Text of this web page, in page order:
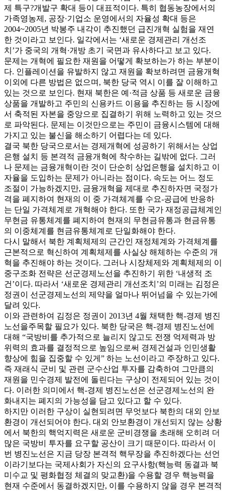
제 특구?개발구 확대 등이 대표적이다. 특히 협동농장에서의
가족영농제, 공장·기업소 운영에서의 자율성 확대 등은
2004~2005년 박봉주 내각이 추진했던 급진개혁 실험을 재연
한 것이라고 보인다. 일각에서는 ‘새로운 경제관리 개선조
치’가 중국의 개혁·개방 초기 국면과 유사하다고 보고 있다.
문제는 개혁에 필요한 재원을 어떻게 확보하는가 하는 부분이
다. 인플레이션을 유발하지 않고 재원을 확보하려면 금융개혁
이외에 다른 방법은 없으며, 북한 당국 역시 이를 잘 이해하고
있는 것으로 보인다. 현재 북한은 예·적금 상품 등 새로운 금융
상품을 개발하고 주민의 신용카드 이용을 추진하는 등 시장에
서 축적된 자본을 중앙으로 집결하기 위해 노력하고 있는 것으
로 파악된다. 문제는 이것만으로는 주민이 금융시스템에 대해
가지고 있는 불신을 해소하기 어렵다는 데 있다.
결국 북한 당국으로서는 경제개혁에 성공하기 위해서는 상업
은행 설치 등 본격적 금융개혁에 착수하는 길밖에 없다. 그러
나 문제는 금융개혁이란 것이 단순히 상업은행을 설치하고 이
자율을 도입하는 문제가 아니라는 점이다. 속도는 어느 정도
조절이 가능하겠지만, 금융개혁을 제대로 추진하자면 국정가
격을 폐지하여 현재의 이 중 가격체계를 수요-공급에 반응하
는 단일 가격체계로 개혁해야 한다. 또한 국가 재정공급체계인
무현금 유통체계를 폐지하여 현재의 무현금유통과 현금유통
의 이중체계를 현금유통체계로 단일화해야 한다.
다시 말해서 북한 계획체제의 근간인 재정체계와 가격체계를
근본적으로 혁신하여 계획체제를 사실상 해체하는 수준의 개
혁을 추진해야 하는 것이다. 그러나 시장체제와 계획체제의 이
중구조화 전략은 선군경제노선을 추진하기 위한 ‘내생적 조
건’이다. 따라서 ‘새로운 경제관리 개선조치’의 미래는 김정은
정권이 선군경제노선의 제약을 얼마나 뛰어넘을 수 있는가에
달려 있다.
이와 관련하여 김정은 정권이 2013년 4월 채택한 핵-경제 병진
노선을주목할 필요가 있다. 북한 당국은 핵-경제 병진노선에
대해 “국방비를 추가적으로 늘리지 않고도 전쟁 억제력과 방
위력의 효과를 결정적으로 높임으로써 경제건설과 인민생활
향상에 힘을 집중할 수 있게” 하는 노선이라고 주장하고 있다.
즉 재래식 군비 및 관련 군수산업 투자를 감축하여 그만큼의
재원을 민수경제 발전에 돌린다는 구상이 전제되어 있는 것이
다. 이러한 의미에서 핵-경제 병진노선은 선군경제노선의 완
화내지는 폐지의 가능성을 담고 있다고 할 수 있다.
하지만 이러한 구상이 실현되려면 무엇보다 북한의 대외 안보
환경이 개선되어야 한다. 대외 안보환경이 개선되지 않는 상황
에서 북한의 핵억지력은 새로운 군비경쟁을 초래해 오히려 더
많은 국방비 투자를 요구할 공산이 크기 때문이다. 따라서 이
번 병진노선은 지금 당장 본격적 핵무장을 추진하겠다는 선언
이라기보다는 국제사회가 자신의 요구사항(핵능력 동결과 북
미수교 및 평화협정 체결의 맞교환)을 수용할 경우 핵능력을
현재 수준에서 동결하겠지만, 이를 수용하지 않을 경우 본격적